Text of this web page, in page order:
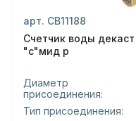
арт. СВ11188
Счетчик воды
"с"мид р
Диаметр
присоединения:
Тип присоединения: